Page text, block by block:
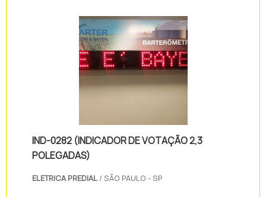
durabilidade, redução do mal cheiro e
facilidade na higienização.As rodas são em
IND-0282 (INDICADOR DE VOTAÇÃO 2,3
POLEGADAS)
ELETRICA PREDIAL / SÃO PAULO - SP